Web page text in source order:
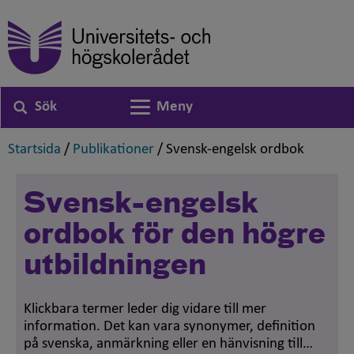
Sök
Växla navigering
Meny
Startsida ,
/ Publikationer ,
/ Svensk-engelsk ordbok
Svensk-engelsk
ordbok för den högre
utbildningen
Klickbara termer leder dig vidare till mer
information. Det kan vara synonymer, definition
på svenska, anmärkning eller en hänvisning till